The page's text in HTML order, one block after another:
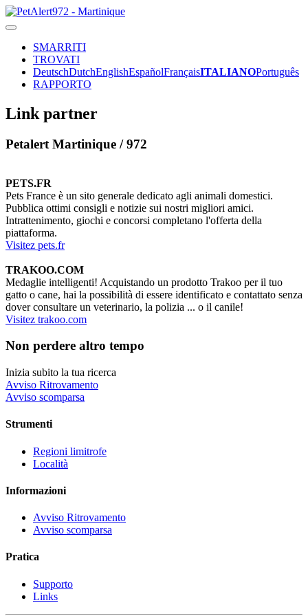
SMARRITI
TROVATI
DeutschDutchEnglishEspañolFrançaisITALIANOPortuguês
RAPPORTO
Link partner
Petalert Martinique / 972
PETS.FR
Pets France è un sito generale dedicato agli animali domestici.
Pubblica ottimi consigli e notizie sui nostri migliori amici.
Intrattenimento, giochi e concorsi completano l'offerta della
piattaforma.
Visitez pets.fr
TRAKOO.COM
Medaglie intelligenti! Acquistando un prodotto Trakoo per il tuo
gatto o cane, hai la possibilità di essere identificato e contattato senza
dover consultare un veterinario, la polizia ... o il canile!
Visitez trakoo.com
Non perdere altro tempo
Inizia subito la tua ricerca
Avviso Ritrovamento
Avviso scomparsa
Strumenti
Regioni limitrofe
Località
Informazioni
Avviso Ritrovamento
Avviso scomparsa
Pratica
Supporto
Links